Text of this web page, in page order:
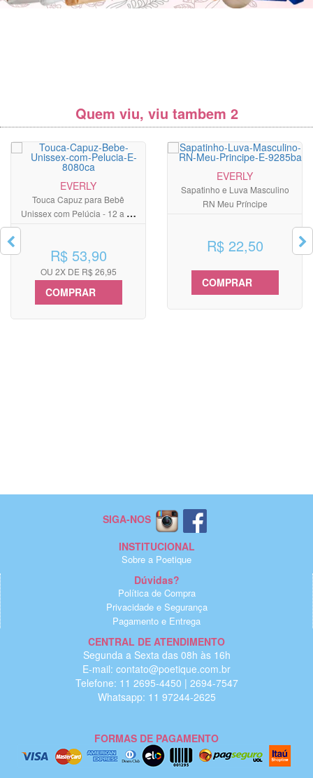
Quem viu, viu tambem 2
EVERLY
Touca Capuz para Bebê
Unissex com Pelúcia - 12 a 24
R$ 53,90
OU 2X DE R$ 26,95
COMPRAR
EVERLY
Sapatinho e Luva Masculino
RN Meu Príncipe
R$ 22,50
COMPRAR
SIGA-NOS
INSTITUCIONAL
Sobre a Poetique
Dúvidas?
Política de Compra
Privacidade e Segurança
Pagamento e Entrega
CENTRAL DE ATENDIMENTO
Segunda a Sexta das 08h às 16h
E-mail: contato@poetique.com.br
Telefone: 11 2695-4450 | 2694-7547
Whatsapp: 11 97244-2625
FORMAS DE PAGAMENTO